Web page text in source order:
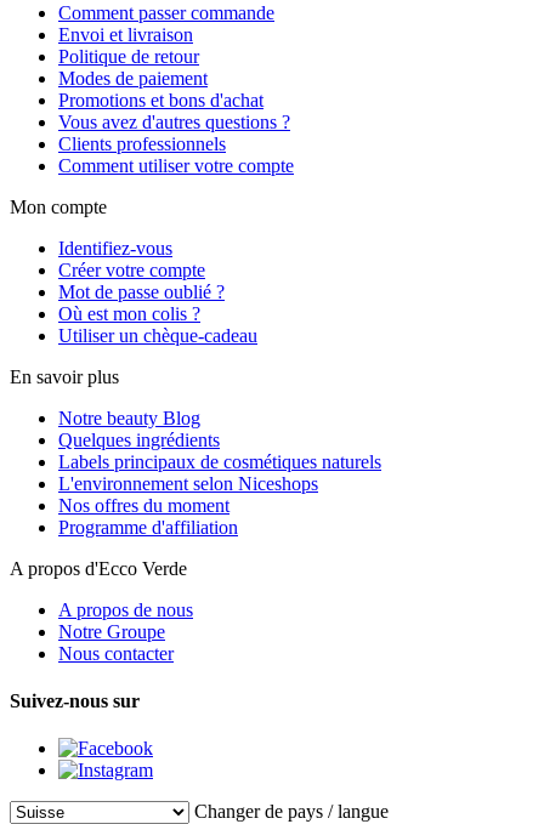
Comment passer commande
Envoi et livraison
Politique de retour
Modes de paiement
Promotions et bons d'achat
Vous avez d'autres questions ?
Clients professionnels
Comment utiliser votre compte
Mon compte
Identifiez-vous
Créer votre compte
Mot de passe oublié ?
Où est mon colis ?
Utiliser un chèque-cadeau
En savoir plus
Notre beauty Blog
Quelques ingrédients
Labels principaux de cosmétiques naturels
L'environnement selon Niceshops
Nos offres du moment
Programme d'affiliation
A propos d'Ecco Verde
A propos de nous
Notre Groupe
Nous contacter
Suivez-nous sur
Changer de pays / langue